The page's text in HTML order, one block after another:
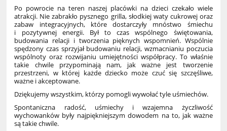
Po powrocie na teren naszej placówki na dzieci czekało wiele
atrakcji. Nie zabrakło pysznego grilla, słodkiej waty cukrowej oraz
zabaw integracyjnych, które dostarczyły mnóstwo śmiechu
i pozytywnej energii. Był to czas wspólnego świętowania,
budowania relacji i tworzenia pięknych wspomnień. Wspólnie
spędzony czas sprzyjał budowaniu relacji, wzmacnianiu poczucia
wspólnoty oraz rozwijaniu umiejętności współpracy. To właśnie
takie chwile przypominają nam, jak ważne jest tworzenie
przestrzeni, w której każde dziecko może czuć się szczęśliwe,
ważne i akceptowane.
Dziękujemy wszystkim, którzy pomogli wywołać tyle uśmiechów.
Spontaniczna radość, uśmiechy i wzajemna życzliwość
wychowanków były najpiękniejszym dowodem na to, jak ważne
są takie chwile.